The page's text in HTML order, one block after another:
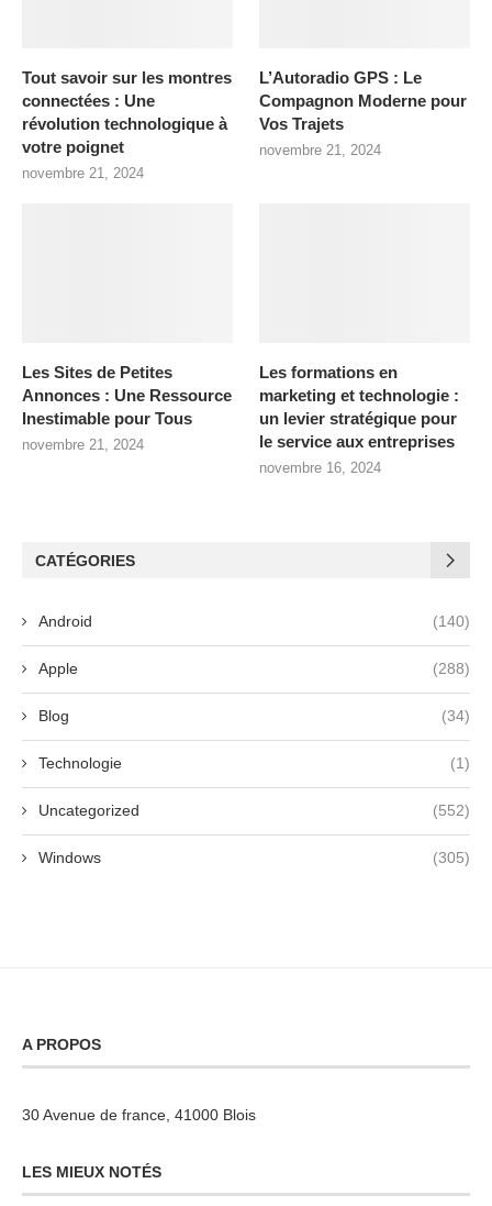
Tout savoir sur les montres
connectées : Une
révolution technologique à
votre poignet
novembre 21, 2024
L’Autoradio GPS : Le
Compagnon Moderne pour
Vos Trajets
novembre 21, 2024
Les Sites de Petites
Annonces : Une Ressource
Inestimable pour Tous
novembre 21, 2024
Les formations en
marketing et technologie :
un levier stratégique pour
le service aux entreprises
novembre 16, 2024
CATÉGORIES
Android (140)
Apple (288)
Blog (34)
Technologie (1)
Uncategorized (552)
Windows (305)
A PROPOS
30 Avenue de france, 41000 Blois
LES MIEUX NOTÉS